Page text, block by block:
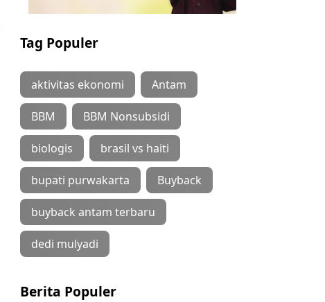
Tag Populer
aktivitas ekonomi Antam
BBM BBM Nonsubsidi
biologis brasil vs haiti
bupati purwakarta Buyback
buyback antam terbaru
dedi mulyadi
Berita Populer